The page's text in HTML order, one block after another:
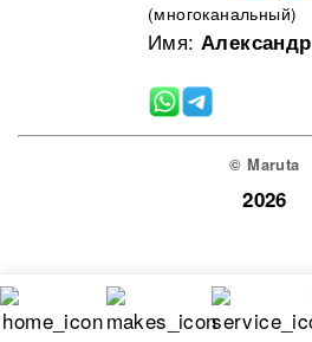
(многоканальный)
Имя: Александр
© Maruta
2026